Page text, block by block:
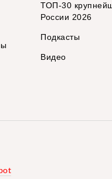
ТОП-30
России 2026
Подкасты
Видео